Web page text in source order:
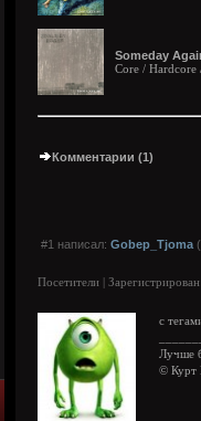
Someday
Core / Hardcore
Комментарии (1)
#1 написал: Gobep_Tjoma
Посетители |
с
Лучше
© Курт